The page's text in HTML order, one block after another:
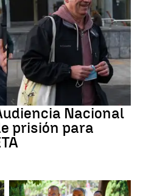
Nacional
prisión para